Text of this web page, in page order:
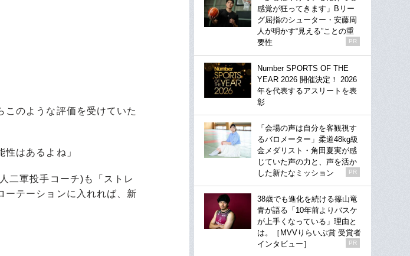
このような評価を受けていた
はあるよね」
二軍投手コーチ)も「ストレ
ーテーションに入れれば、新
感覚が狂ってきます」Bリー
グ屈指のシューター・安藤周
人が明かす“見える”ことの重
要性
PR
Number SPORTS OF THE
YEAR 2026 開催決定！ 2026
年を代表するアスリートを表
彰
「会場の声は自分を客観視す
るバロメーター」柔道48kg級
金メダリスト・角田夏実が感
じていた声の力と、声を活か
した新たなミッション
PR
38歳でも進化を続ける篠山竜
青が語る「10年前よりバスケ
が上手くなっている」理由と
は。［MVVりらいぶ賞 受賞者
インタビュー］
PR